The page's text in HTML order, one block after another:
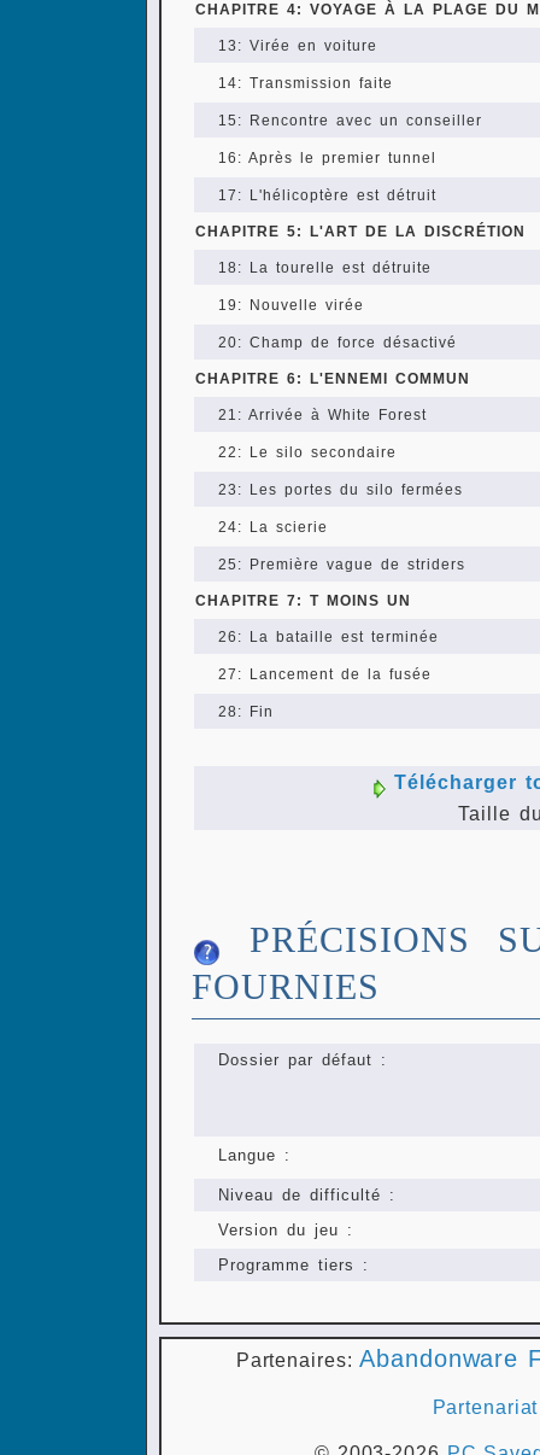
CHAPITRE 4: VOYAGE À LA PLAGE DU
13: Virée en voiture
14: Transmission faite
15: Rencontre avec un conseiller
16: Après le premier tunnel
17: L'hélicoptère est détruit
CHAPITRE 5: L'ART DE LA DISCRÉTION
18: La tourelle est détruite
19: Nouvelle virée
20: Champ de force désactivé
CHAPITRE 6: L'ENNEMI COMMUN
21: Arrivée à White Forest
22: Le silo secondaire
23: Les portes du silo fermées
24: La scierie
25: Première vague de striders
CHAPITRE 7: T MOINS UN
26: La bataille est terminée
27: Lancement de la fusée
28: Fin
Télécharger
Taille
PRÉCISIONS
FOURNIES
Dossier par défaut :
Langue :
Niveau de difficulté :
Version du jeu :
Programme tiers :
Partenaires:Abandonware
Partenariat